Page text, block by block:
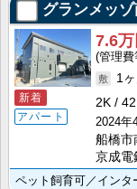
グランメッ
新着
アパート
7.6万
1ヶ
2K
2024年
船橋市
京成電